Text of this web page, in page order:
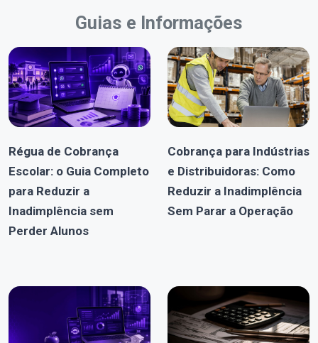
Guias e Informações
Régua de Cobrança
Escolar: o Guia Completo
para Reduzir a
Inadimplência sem
Perder Alunos
Cobrança para Indústrias
e Distribuidoras: Como
Reduzir a Inadimplência
Sem Parar a Operação